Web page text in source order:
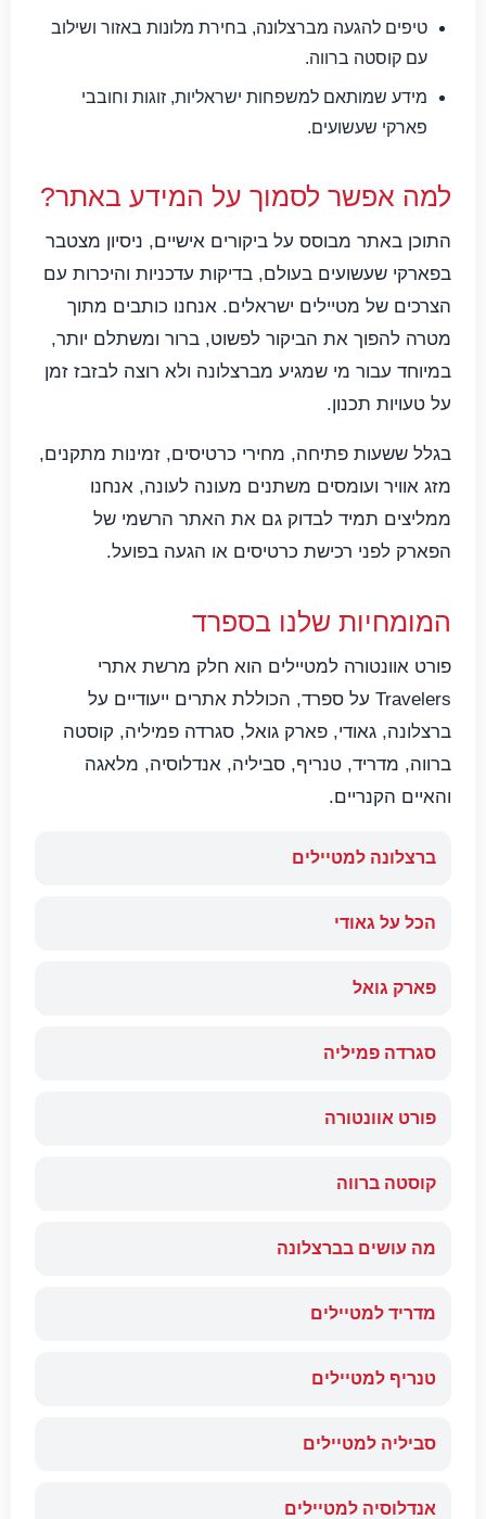
טיפים להגעה מברצלונה, בחירת מלונות באזור ושילוב
עם קוסטה ברווה.
מידע שמותאם למשפחות ישראליות, זוגות וחובבי
פארקי שעשועים.
למה אפשר לסמוך על המידע באתר?
התוכן באתר מבוסס על ביקורים אישיים, ניסיון מצטבר
בפארקי שעשועים בעולם, בדיקות עדכניות והיכרות עם
הצרכים של מטיילים ישראלים. אנחנו כותבים מתוך
מטרה להפוך את הביקור לפשוט, ברור ומשתלם יותר,
במיוחד עבור מי שמגיע מברצלונה ולא רוצה לבזבז זמן
על טעויות תכנון.
בגלל ששעות פתיחה, מחירי כרטיסים, זמינות מתקנים,
מזג אוויר ועומסים משתנים מעונה לעונה, אנחנו
ממליצים תמיד לבדוק גם את האתר הרשמי של
הפארק לפני רכישת כרטיסים או הגעה בפועל.
המומחיות שלנו בספרד
פורט אוונטורה למטיילים הוא חלק מרשת אתרי
Travelers על ספרד, הכוללת אתרים ייעודיים על
ברצלונה, גאודי, פארק גואל, סגרדה פמיליה, קוסטה
ברווה, מדריד, טנריף, סביליה, אנדלוסיה, מלאגה
והאיים הקנריים.
ברצלונה למטיילים
הכל על גאודי
פארק גואל
סגרדה פמיליה
פורט אוונטורה
קוסטה ברווה
מה עושים בברצלונה
מדריד למטיילים
טנריף למטיילים
סביליה למטיילים
אנדלוסיה למטיילים